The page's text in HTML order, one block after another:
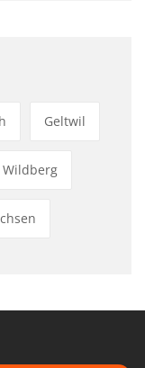
Geltwil
Wildberg